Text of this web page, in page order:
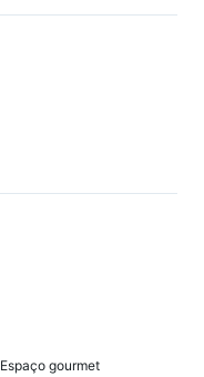
Espaço gourmet